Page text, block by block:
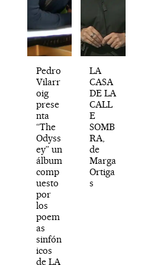
Pedro
Vilarr
oig
prese
nta
“The
Odyss
ey” un
álbum
comp
uesto
por
los
poem
as
sinfón
icos
de LA
LA
CASA
DE LA
CALL
E
SOMB
RA,
de
Marga
Ortiga
s